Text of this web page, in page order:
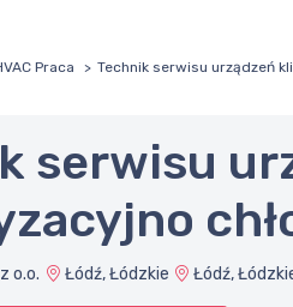
Praca Technik serwisu urządzeń
serwisu
o.o. Łódź, Łódzkie Łódź,